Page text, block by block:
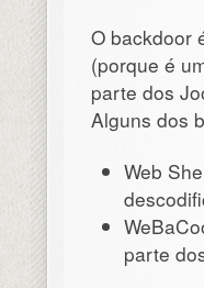
O backdoor
(porque é
parte dos
Alguns dos
Web
parte